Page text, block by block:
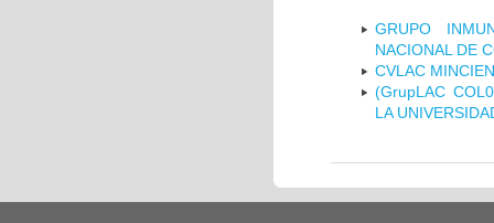
GRUPO
NACIONAL DE
CVLAC
(GrupLAC
LA